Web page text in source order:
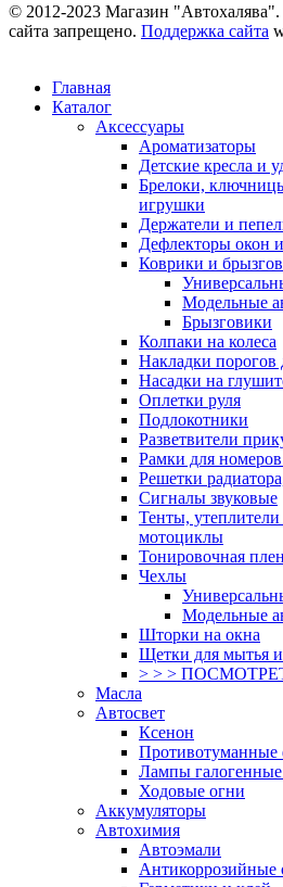
© 2012-2023 Магазин
сайта запрещено. Поддержка сайта
Главная
Каталог
Аксессуары
Ароматизаторы
Детские кресла и
Брелоки,
игрушки
Держатели и
Дефлекторы окон
Коврики и
Модельные
Брызговики
Колпаки на колеса
Накладки порогов
Насадки на
Оплетки руля
Подлокотники
Разветвители
Рамки для
Решетки
Сигналы звуковые
Тенты,
мотоциклы
Тонировочная
Чехлы
Модельные
Шторки на окна
Щетки для мытья
> > >
Масла
Автосвет
Ксенон
Противотуманные
Лампы
Ходовые огни
Аккумуляторы
Автохимия
Автоэмали
Антикоррозийные